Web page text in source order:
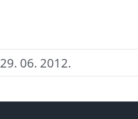
29. 06. 2012.